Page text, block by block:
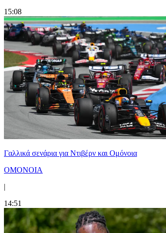
15:08
Γαλλικά σενάρια για Ντιβέρν και Ομόνοια
ΟΜΟΝΟΙΑ
|
14:51